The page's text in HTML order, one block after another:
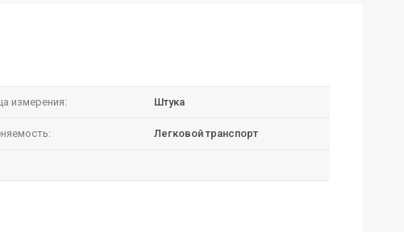
измерения: Штука
Легковой транспорт